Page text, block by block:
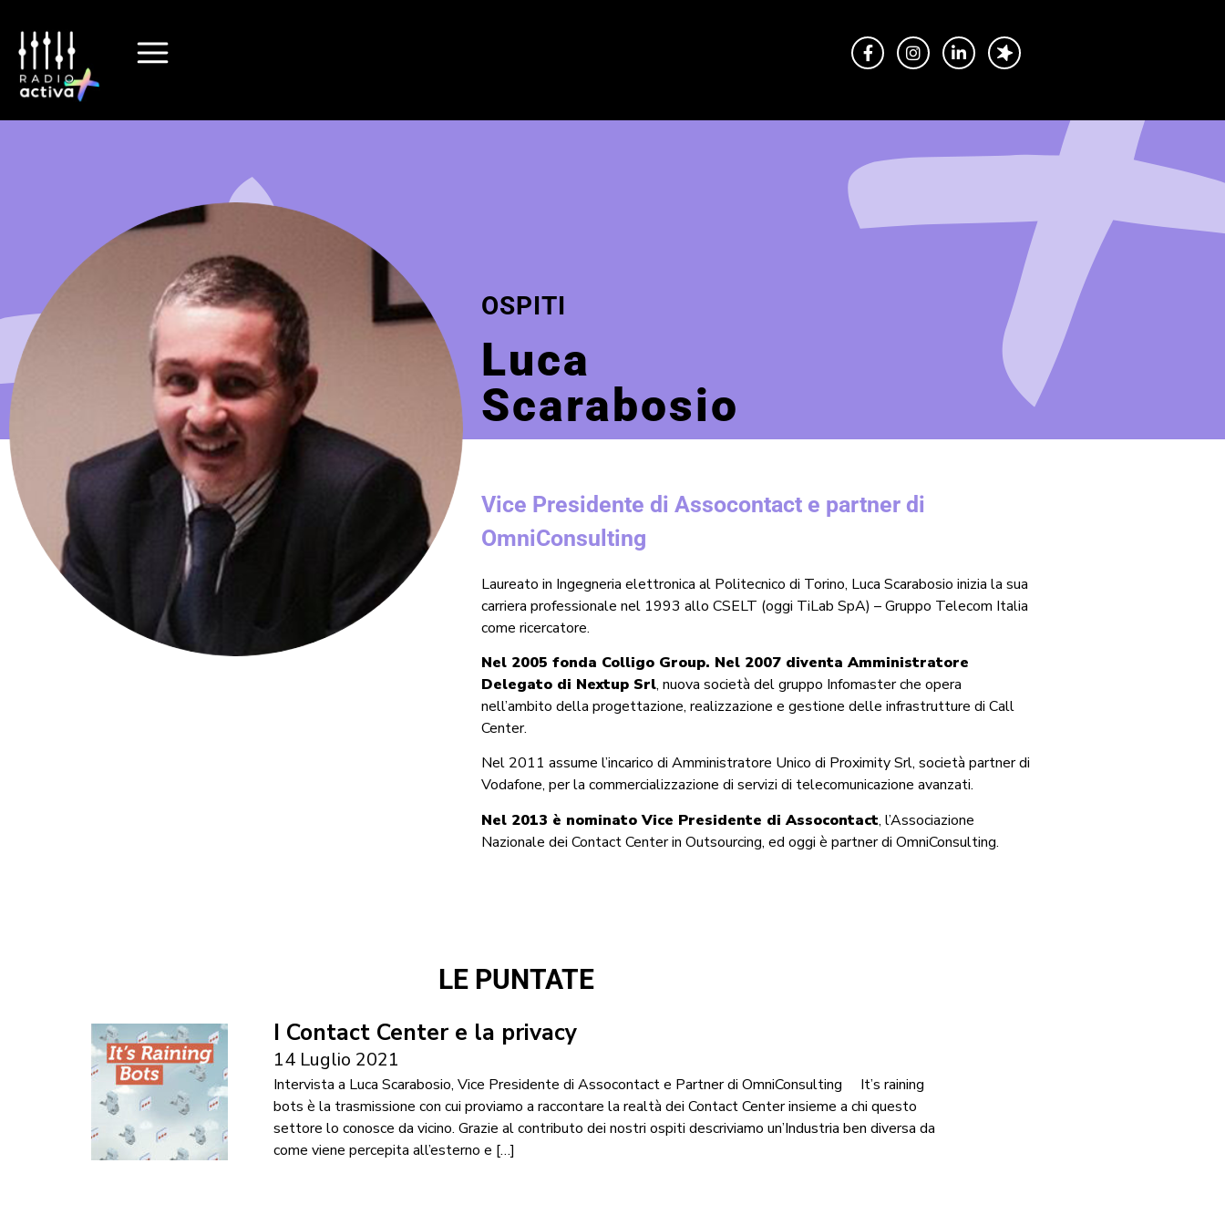
OSPITI
Luca
Scarabosio
Vice Presidente di Assocontact e partner di
OmniConsulting
Laureato in Ingegneria elettronica al Politecnico di Torino, Luca Scarabosio inizia la sua
carriera professionale nel 1993 allo CSELT (oggi TiLab SpA) – Gruppo Telecom Italia
come ricercatore.
Nel 2005 fonda Colligo Group. Nel 2007 diventa Amministratore
Delegato di Nextup Srl, nuova società del gruppo Infomaster che opera
nell’ambito della progettazione, realizzazione e gestione delle infrastrutture di Call
Center.
Nel 2011 assume l’incarico di Amministratore Unico di Proximity Srl, società partner di
Vodafone, per la commercializzazione di servizi di telecomunicazione avanzati.
Nel 2013 è nominato Vice Presidente di Assocontact, l’Associazione
Nazionale dei Contact Center in Outsourcing, ed oggi è partner di OmniConsulting.
LE PUNTATE
I Contact Center e la privacy
14 Luglio 2021
Intervista a Luca Scarabosio, Vice Presidente di Assocontact e Partner di OmniConsulting It’s raining
bots è la trasmissione con cui proviamo a raccontare la realtà dei Contact Center insieme a chi questo
settore lo conosce da vicino. Grazie al contributo dei nostri ospiti descriviamo un’Industria ben diversa da
come viene percepita all’esterno e […]